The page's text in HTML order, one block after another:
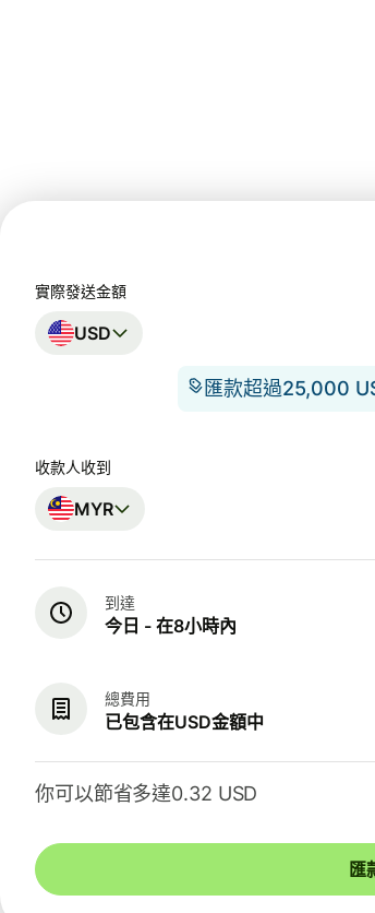
實際發送金額
USD
匯款超過25,000
收款人收到
MYR
到達
今日 - 在8小時內
總費用
已包含在USD金額中
你可以節省多達0.32 USD
匯